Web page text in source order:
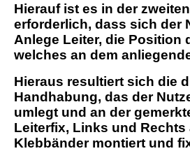
Hierauf ist es in der
erforderlich, dass sich der
Anlege Leiter, die Position
welches an dem
Hieraus resultiert sich die
Handhabung, das der
umlegt und an der
Leiterfix, Links und Rechts
Klebbänder montiert und